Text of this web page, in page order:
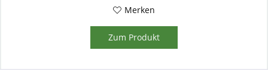
Merken
Zum Produkt